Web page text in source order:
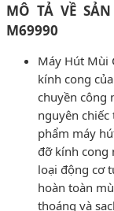
MÔ TẢ VỀ
M69990
Máy Hút Mùi
kính cong
chuyền công
nguyên
phẩm máy
đỡ kính cong
loại động cơ
hoàn toàn
thoáng và